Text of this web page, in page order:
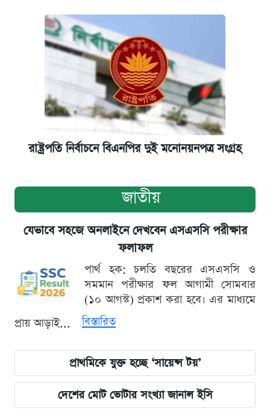
রাষ্ট্রপতি নির্বাচনে বিএনপির দুই মনোনয়নপত্র সংগ্রহ
জাতীয়
যেভাবে সহজে অনলাইনে দেখবেন এসএসসি পরীক্ষার
ফলাফল
পার্থ হক: চলতি বছরের এসএসসি ও
সমমান পরীক্ষার ফল আগামী সোমবার
(১০ আগস্ট) প্রকাশ করা হবে। এর মাধ্যমে
প্রায় আড়াই...
বিস্তারিত
প্রাথমিকে যুক্ত হচ্ছে ‘সায়েন্স টয়’
দেশের মোট ভোটার সংখ্যা জানাল ইসি